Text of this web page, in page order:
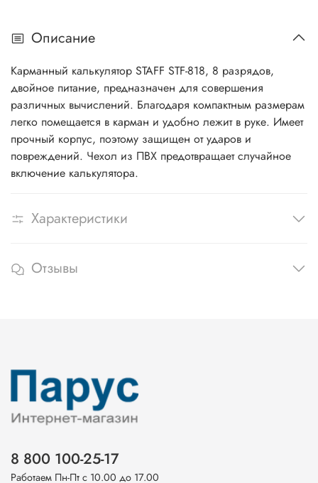
Описание
Карманный калькулятор STAFF STF-818, 8 разрядов,
двойное питание, предназначен для совершения
различных вычислений. Благодаря компактным размерам
легко помещается в карман и удобно лежит в руке. Имеет
прочный корпус, поэтому защищен от ударов и
повреждений. Чехол из ПВХ предотвращает случайное
включение калькулятора.
Характеристики
Отзывы
8 800 100-25-17
Работаем Пн-Пт с 10.00 до 17.00